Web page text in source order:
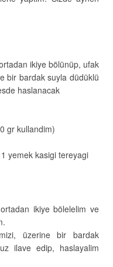
ikiye bölünüp, ufak
bir bardak suyla düdüklü
haslanacak
gr kullandim)
yemek kasigi tereyagi
ikiye bölelelim ve
üzerine bir bardak
ilave edip, haslayalim